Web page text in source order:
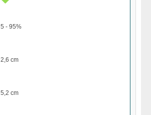
5 - 95%
2,6 cm
5,2 cm